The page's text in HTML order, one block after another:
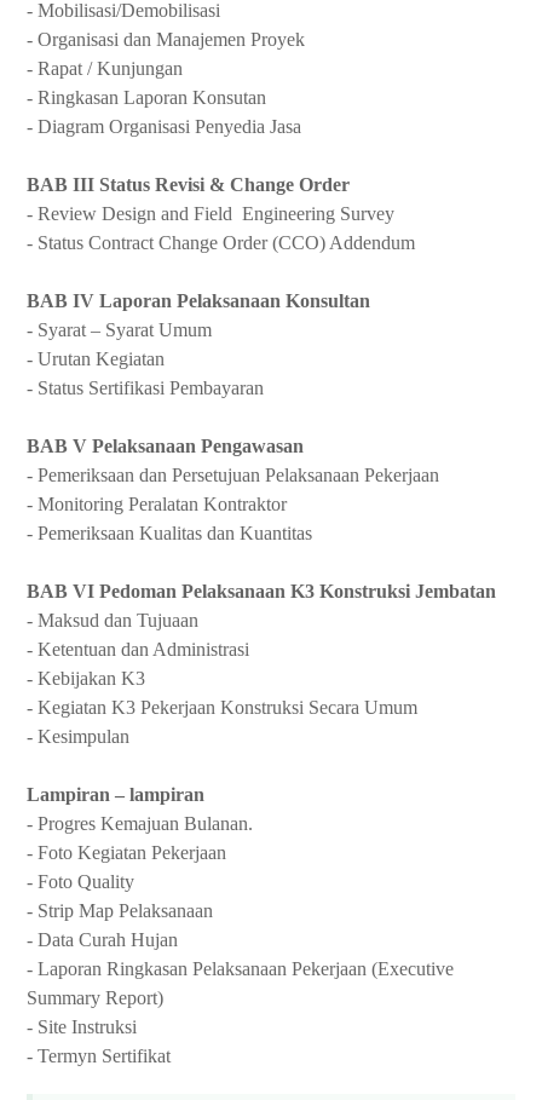
- Mobilisasi/Demobilisasi
- Organisasi dan Manajemen Proyek
- Rapat / Kunjungan
- Ringkasan Laporan Konsutan
- Diagram Organisasi Penyedia Jasa
BAB III Status Revisi & Change Order
- Review Design and Field Engineering Survey
- Status Contract Change Order (CCO) Addendum
BAB IV Laporan Pelaksanaan Konsultan
- Syarat – Syarat Umum
- Urutan Kegiatan
- Status Sertifikasi Pembayaran
BAB V Pelaksanaan Pengawasan
- Pemeriksaan dan Persetujuan Pelaksanaan Pekerjaan
- Monitoring Peralatan Kontraktor
- Pemeriksaan Kualitas dan Kuantitas
BAB VI Pedoman Pelaksanaan K3 Konstruksi Jembatan
- Maksud dan Tujuaan
- Ketentuan dan Administrasi
- Kebijakan K3
- Kegiatan K3 Pekerjaan Konstruksi Secara Umum
- Kesimpulan
Lampiran – lampiran
- Progres Kemajuan Bulanan.
- Foto Kegiatan Pekerjaan
- Foto Quality
- Strip Map Pelaksanaan
- Data Curah Hujan
- Laporan Ringkasan Pelaksanaan Pekerjaan (Executive
Summary Report)
- Site Instruksi
- Termyn Sertifikat